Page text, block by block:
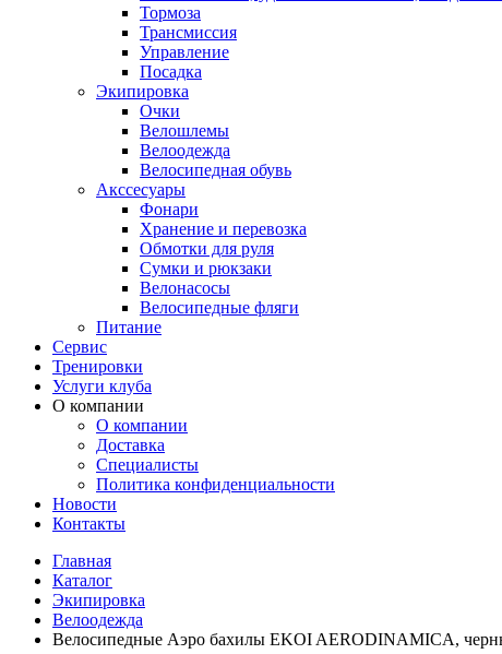
Тормоза
Трансмиссия
Управление
Посадка
Экипировка
Очки
Велошлемы
Велоодежда
Велосипедная обувь
Акссесуары
Фонари
Хранение и перевозка
Обмотки для руля
Сумки и рюкзаки
Велонасосы
Велосипедные фляги
Питание
Сервис
Тренировки
Услуги клуба
О компании
О компании
Доставка
Специалисты
Политика конфиденциальности
Новости
Контакты
Главная
Каталог
Экипировка
Велоодежда
Велосипедные Аэро бахилы EKOI AERODINAMICA,